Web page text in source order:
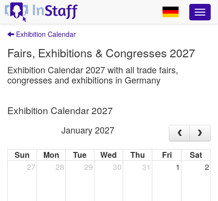
Exhibition Calendar
Fairs, Exhibitions & Congresses 2027
Exhibition Calendar 2027 with all trade fairs,
congresses and exhibitions in Germany
Exhibition Calendar 2027
January 2027
Sun Mon Tue Wed Thu Fri
Sat
27
28 29 30 31 1 2